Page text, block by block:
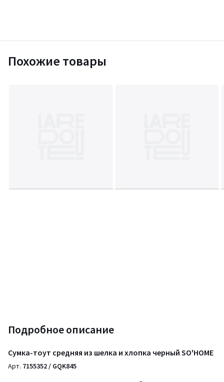
Похожие товары
Подробное описание
Сумка-тоут средняя из шелка и хлопка черный SO'HOME
Арт. 7155352 / GQK845